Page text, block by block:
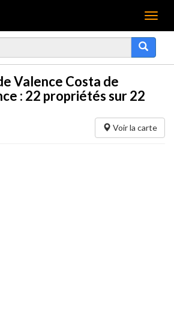
Menu
Valence Costa de
: 22 propriétés sur 22
Voir la carte